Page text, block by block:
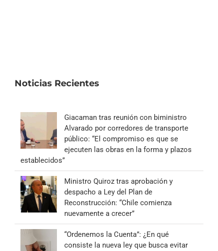
Noticias Recientes
Giacaman tras reunión con biministro
Alvarado por corredores de transporte
público: “El compromiso es que se
ejecuten las obras en la forma y plazos
establecidos”
Ministro Quiroz tras aprobación y
despacho a Ley del Plan de
Reconstrucción: “Chile comienza
nuevamente a crecer”
“Ordenemos la Cuenta”: ¿En qué
consiste la nueva ley que busca evitar